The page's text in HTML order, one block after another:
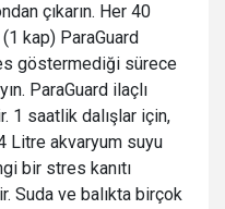
çıkarın. Her 40
kap) ParaGuard
göstermediği sürece
ParaGuard ilaçlı
1 saatlik dalışlar için,
Litre akvaryum suyu
bir stres kanıtı
Suda ve balıkta birçok